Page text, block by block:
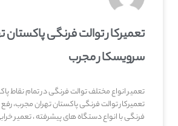
تعمیرکار توالت فرنگی پاکستان
سرویسکار مجرب
تعمیر انواع مختلف توالت فرنگی در تمام نقاط
تعمیرکار توالت فرنگی پاکستان تهران مجرب،
فرنگی با انواع دستگاه های پیشرفته ، تعمیر